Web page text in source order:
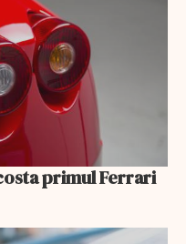
primul Ferrari